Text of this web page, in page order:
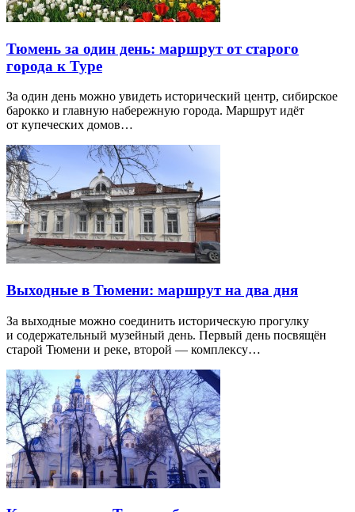
Тюмень за один день: маршрут от старого
города к Туре
За один день можно увидеть исторический центр, сибирское
барокко и главную набережную города. Маршрут идёт
от купеческих домов…
Выходные в Тюмени: маршрут на два дня
За выходные можно соединить историческую прогулку
и содержательный музейный день. Первый день посвящён
старой Тюмени и реке, второй — комплексу…